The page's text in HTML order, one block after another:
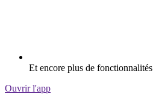
Et encore plus de fonctionnalités
Ouvrir l'app